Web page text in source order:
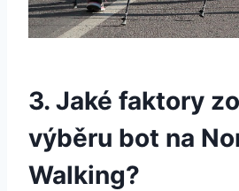
3. Jaké faktory
‍výběru bot na
Walking?